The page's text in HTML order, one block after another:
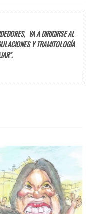
VA A DIRIGIRSE AL
Y TRAMITOLOGÍA